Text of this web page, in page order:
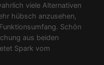
viele Alternativen
hübsch anzusehen,
Schön
aus beiden
Spark vom